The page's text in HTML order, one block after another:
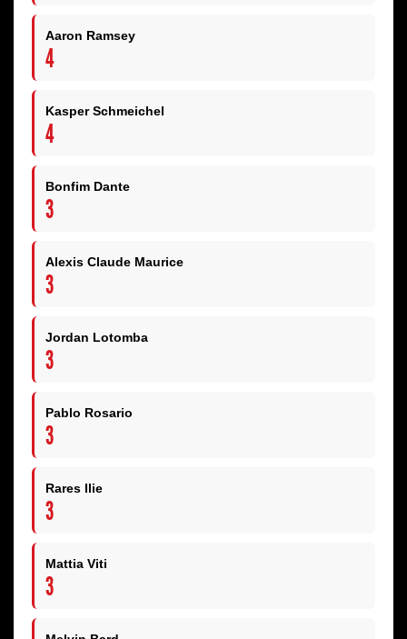
Aaron Ramsey
4
Kasper Schmeichel
4
Bonfim Dante
3
Alexis Claude Maurice
3
Jordan Lotomba
3
Pablo Rosario
3
Rares Ilie
3
Mattia Viti
3